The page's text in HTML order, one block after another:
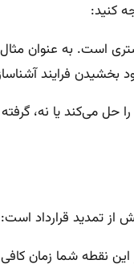
به عنوان مثال
را حل می‌کند یا
تمدید قرارداد است:
نقطه شما زمان کافی